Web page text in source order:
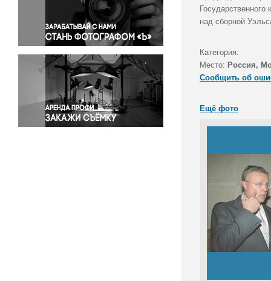
Правосудие
Происшествия и конфликты
Религия
Светская жизнь
Спорт
Экология
Экономика и бизнес
над сборной
Категория:
Место: Россия,
Сообщить об
Ещё фото